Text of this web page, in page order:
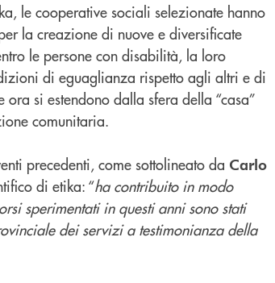
le cooperative sociali selezionate hanno
la creazione di nuove e diversificate
le persone con disabilità, la loro
di eguaglianza rispetto agli altri e di
si estendono dalla sfera della “casa”
comunitaria.
precedenti, come sottolineato da Carlo
di etika: “ha contribuito in modo
sperimentati in questi anni sono stati
dei servizi a testimonianza della